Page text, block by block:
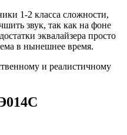
1-2 класса сложности,
звук, так как на фоне
эквалайзера просто
в нынешнее время.
и реалистичному